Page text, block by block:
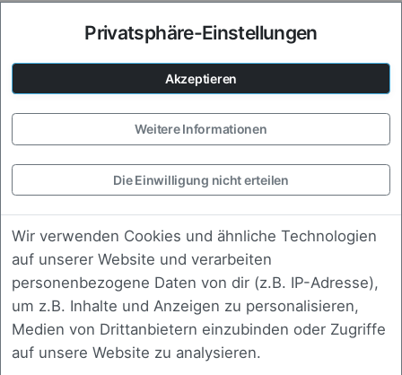
Commercial Register:
Identification: HRB 34690
Court Branch: Amtsgericht Wuppertal
Sichern Sie sich unser neues
Buch “Digitaler Durchblick”
als Download
Buch kostenlos herunterladen
Privatsphäre-Einstellungen
Akzeptieren
Weitere Informationen
Die Einwilligung nicht erteilen
Wir verwenden Cookies und ähnliche Technologien
auf unserer Website und verarbeiten
personenbezogene Daten von dir (z.B. IP-Adresse),
um z.B. Inhalte und Anzeigen zu personalisieren,
Medien von Drittanbietern einzubinden oder Zugriffe
auf unsere Website zu analysieren.